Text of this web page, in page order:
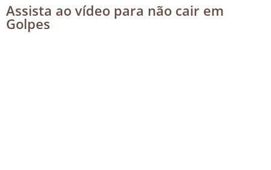
Assista ao vídeo para não cair em
Golpes